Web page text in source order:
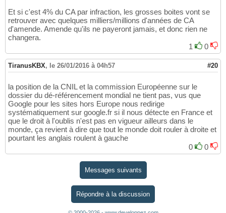
Et si c'est 4% du CA par infraction, les grosses boites vont se
retrouver avec quelques milliers/millions d'années de CA
d'amende. Amende qu'ils ne payeront jamais, et donc rien ne
changera.
1
0
TiranusKBX, le 26/01/2016 à 04h57 #20
la position de la CNIL et la commission Européenne sur le
dossier du dé-référencement mondial ne tient pas, vus que
Google pour les sites hors Europe nous redirige
systématiquement sur google.fr si il nous détecte en France et
que le droit à l'oublis n'est pas en vigueur ailleurs dans le
monde, ça revient à dire que tout le monde doit rouler à droite et
pourtant les anglais roulent à gauche
0
0
Messages suivants
Répondre à la discussion